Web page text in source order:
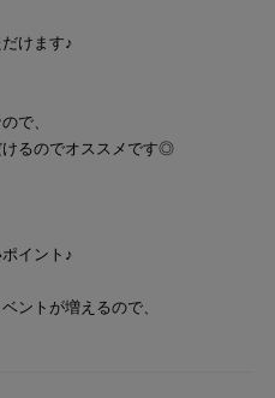
けます♪
で、
るのでオススメです◎
イント♪
ントが増えるので、